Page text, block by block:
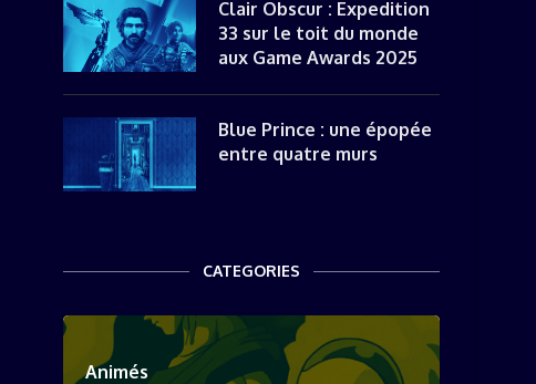
Clair Obscur : Expedition
33 sur le toit du monde
aux Game Awards 2025
Blue Prince : une épopée
entre quatre murs
CATEGORIES
Animés